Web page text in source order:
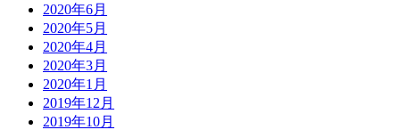
2020年6月
2020年5月
2020年4月
2020年3月
2020年1月
2019年12月
2019年10月